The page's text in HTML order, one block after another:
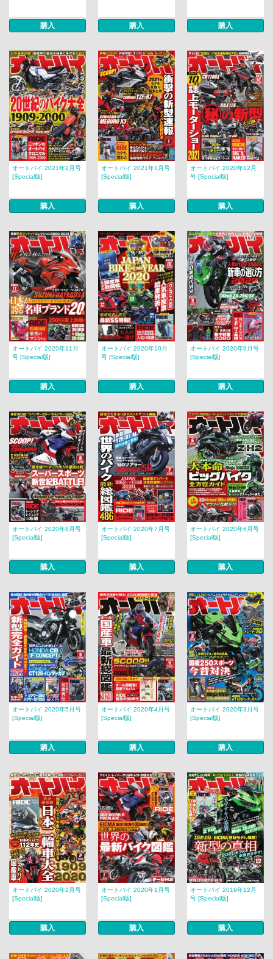
購入 購入 購入
オートバイ 2021年2月号
[Special版]
購入
オートバイ 2021年1月号
[Special版]
購入
オートバイ 2020年12月
号 [Special版]
購入
オートバイ 2020年11月
号 [Special版]
購入
オートバイ 2020年10月
号 [Special版]
購入
オートバイ 2020年9月号
[Special版]
購入
オートバイ 2020年8月号
[Special版]
購入
オートバイ 2020年7月号
[Special版]
購入
オートバイ 2020年6月号
[Special版]
購入
オートバイ 2020年5月号
[Special版]
購入
オートバイ 2020年4月号
[Special版]
購入
オートバイ 2020年3月号
[Special版]
購入
オートバイ 2020年2月号
[Special版]
購入
オートバイ 2020年1月号
[Special版]
購入
オートバイ 2019年12月
号 [Special版]
購入